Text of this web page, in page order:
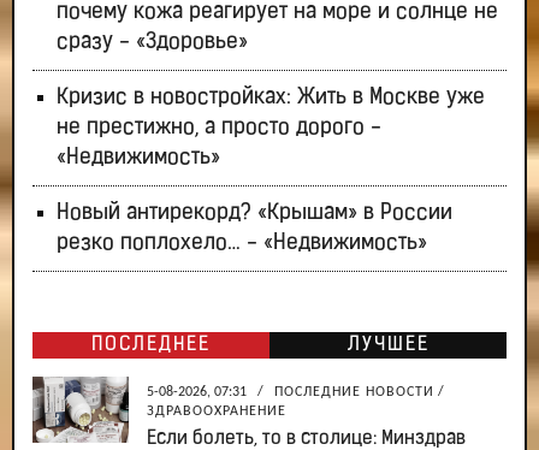
почему кожа реагирует на море и солнце не
сразу - «Здоровье»
Кризис в новостройках: Жить в Москве уже
не престижно, а просто дорого -
«Недвижимость»
Новый антирекорд? «Крышам» в России
резко поплохело… - «Недвижимость»
ПОСЛЕДНЕЕ ЛУЧШЕЕ
5-08-2026, 07:31 / ПОСЛЕДНИЕ НОВОСТИ /
ЗДРАВООХРАНЕНИЕ
Если болеть, то в столице: Минздрав